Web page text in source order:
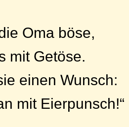
Oma böse,
mit Getöse.
einen Wunsch:
mit Eierpunsch!“